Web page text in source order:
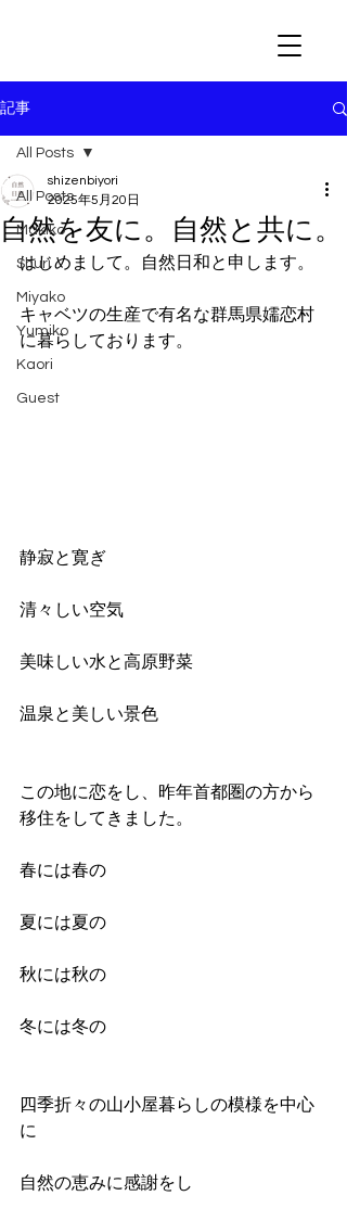
記事
All Posts
Makiko
Shuri
Miyako
Yumiko
Kaori
Guest
All Posts
自然を友に。自然と共に。
shizenbiyori
2025年5月20日
はじめまして。自然日和と申します。
キャベツの生産で有名な群馬県嬬恋村
に暮らしております。
静寂と寛ぎ
清々しい空気
美味しい水と高原野菜
温泉と美しい景色
この地に恋をし、昨年首都圏の方から
移住をしてきました。
春には春の
夏には夏の
秋には秋の
冬には冬の
四季折々の山小屋暮らしの模様を中心
に
自然の恵みに感謝をし